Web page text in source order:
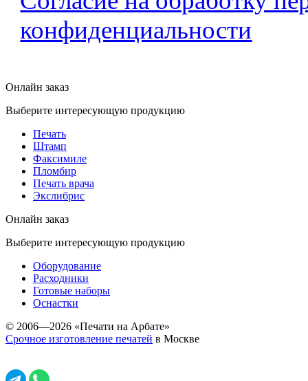
конфиденциальности
Онлайн заказ
Выберите интересующую продукцию
Печать
Штамп
Факсимиле
Пломбир
Печать врача
Экслибрис
Онлайн заказ
Выберите интересующую продукцию
Оборудование
Расходники
Готовые наборы
Оснастки
© 2006—2026 «Печати на Арбате»
Срочное изготовление печатей в Москве